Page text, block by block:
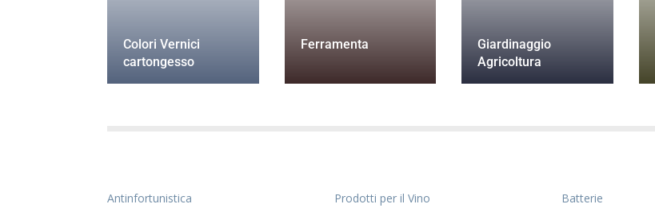
Colori Vernici
cartongesso
Ferramenta
Giardinaggio
Agricoltura
Antinfortunistica
Prodotti per il Vino
Batterie